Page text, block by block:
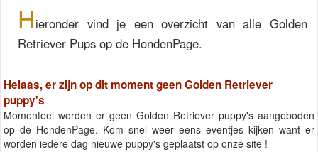
Hieronder vind je een overzicht van alle Golden
Retriever Pups op de HondenPage.
Helaas, er zijn op dit moment geen Golden Retriever
puppy's
Momenteel worden er geen Golden Retriever puppy's aangeboden
op de HondenPage. Kom snel weer eens eventjes kijken want er
worden iedere dag nieuwe puppy's geplaatst op onze site !